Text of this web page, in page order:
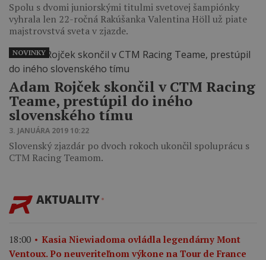
Spolu s dvomi juniorskými titulmi svetovej šampiónky
vyhrala len 22-ročná Rakúšanka Valentina Höll už piate
majstrovstvá sveta v zjazde.
Adam Rojček skončil v CTM Racing
Teame, prestúpil do iného
slovenského tímu
3. JANUÁRA 2019 10:22
Slovenský zjazdár po dvoch rokoch ukončil spoluprácu s
CTM Racing Teamom.
NOVINKY
AKTUALITY
18:00
Kasia Niewiadoma ovládla legendárny Mont
Ventoux. Po neuveriteľnom výkone na Tour de France